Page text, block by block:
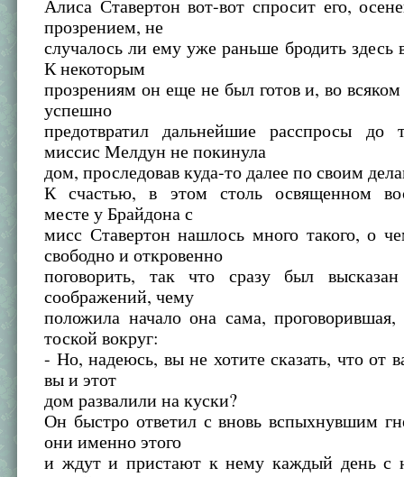
Алиса Ставертон вот-вот спросит его,
прозрением, не
случалось ли ему уже раньше бродить
К некоторым
прозрениям он еще не был готов и, во всяком
успешно
предотвратил дальнейшие расспросы до
миссис Мелдун не покинула
дом, проследовав куда-то далее по своим
К счастью, в этом столь освященном
месте у Брайдона с
мисс Ставертон нашлось много такого, о
свободно и откровенно
поговорить, так что сразу был
соображений, чему
положила начало она сама, проговорившая,
тоской вокруг:
- Но, надеюсь, вы не хотите сказать, что от
вы и этот
дом развалили на куски?
Он быстро ответил с вновь вспыхнувшим
они именно этого
и ждут и пристают к нему каждый день с